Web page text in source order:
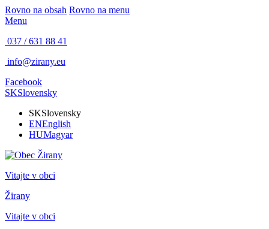
Rovno na obsah Rovno na menu
Menu
037 / 631 88 41
info@zirany.eu
Facebook
SKSlovensky
SKSlovensky
ENEnglish
HUMagyar
Vitajte v obci
Žirany
Vitajte v obci